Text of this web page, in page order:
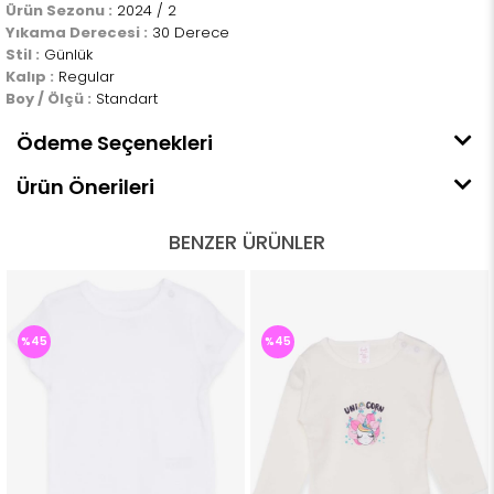
Ürün Sezonu : 2024 / 2
Yıkama Derecesi : 30 Derece
Stil : Günlük
Kalıp : Regular
Boy / Ölçü : Standart
Ödeme Seçenekleri
Ürün Önerileri
BENZER ÜRÜNLER
%45 %45